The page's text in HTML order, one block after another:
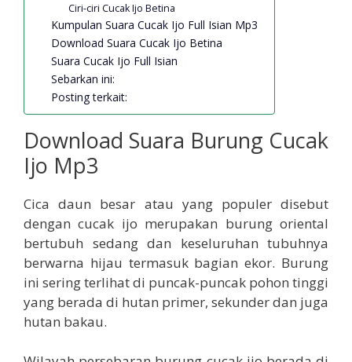
Ciri-ciri Cucak Ijo Betina
Kumpulan Suara Cucak Ijo Full Isian Mp3
Download Suara Cucak Ijo Betina
Suara Cucak Ijo Full Isian
Sebarkan ini:
Posting terkait:
Download Suara Burung Cucak
Ijo Mp3
Cica daun besar atau yang populer disebut
dengan cucak ijo merupakan burung oriental
bertubuh sedang dan keseluruhan tubuhnya
berwarna hijau termasuk bagian ekor. Burung
ini sering terlihat di puncak-puncak pohon tinggi
yang berada di hutan primer, sekunder dan juga
hutan bakau.